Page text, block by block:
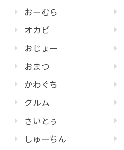
おーむら
オカピ
おじょー
おまつ
かわぐち
クルム
さいとぅ
しゅーちん